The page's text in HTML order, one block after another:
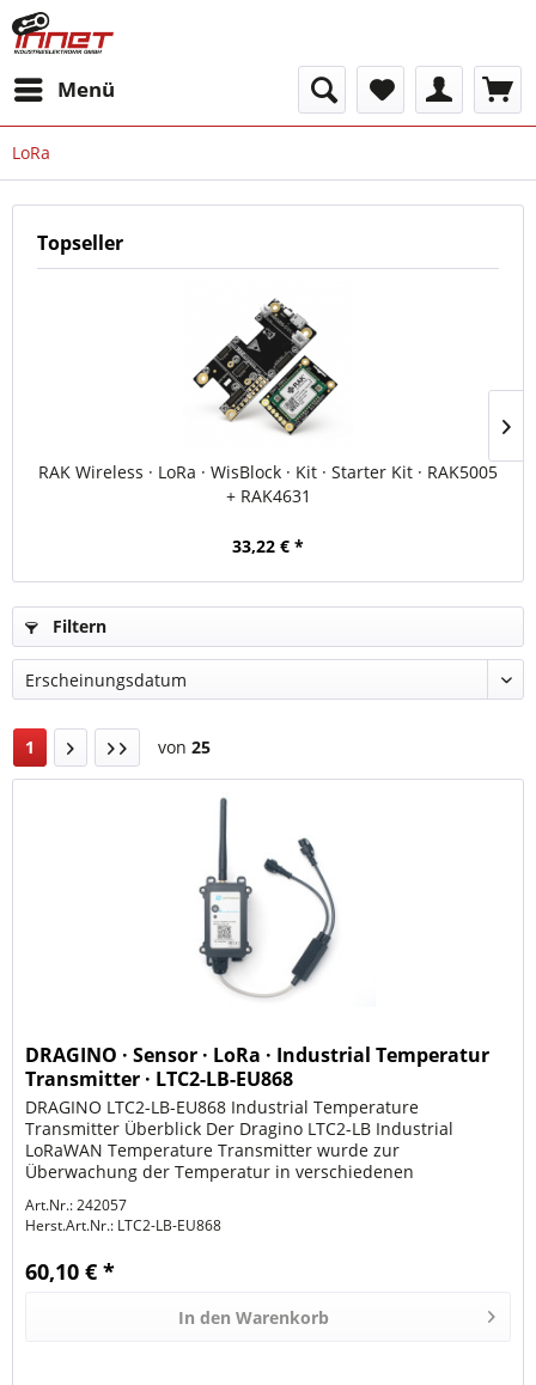
Menü
LoRa
Topseller
RAK Wireless · LoRa · WisBlock · Kit · Starter Kit · RAK5005
+ RAK4631
33,22 € *
Filtern
1 von 25
DRAGINO · Sensor · LoRa · Industrial Temperatur
Transmitter · LTC2-LB-EU868
DRAGINO LTC2-LB-EU868 Industrial Temperature
Transmitter Überblick Der Dragino LTC2-LB Industrial
LoRaWAN Temperature Transmitter wurde zur
Überwachung der Temperatur in verschiedenen
Art.Nr.: 242057
Herst.Art.Nr.: LTC2-LB-EU868
60,10 € *
In den Warenkorb